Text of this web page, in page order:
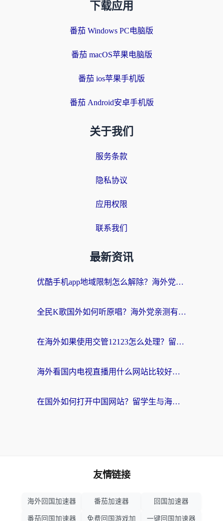
下载应用
番茄 Windows PC电脑版
番茄 macOS苹果电脑版
番茄 ios苹果手机版
番茄 Android安卓手机版
关于我们
服务条款
隐私协议
应用权限
联系我们
最新资讯
优酷手机app地域限制怎么解除？海外党亲测有效的追剧方案
全民K歌国外如何听原唱？海外党亲测有效的回国加速器选择指南
在海外如果使用交管12123怎么处理？留学生亲测有效的回国加速方案
海外看国内电视直播用什么网站比较好？一篇解决你所有追剧难题的实用指南
在国外如何打开中国网站？留学生与海外华人的无缝访问指南
友情链接
海外回国加速器 番茄加速器 回国加速器
番茄回国加速器 免费回国游戏加 一键回国加速器